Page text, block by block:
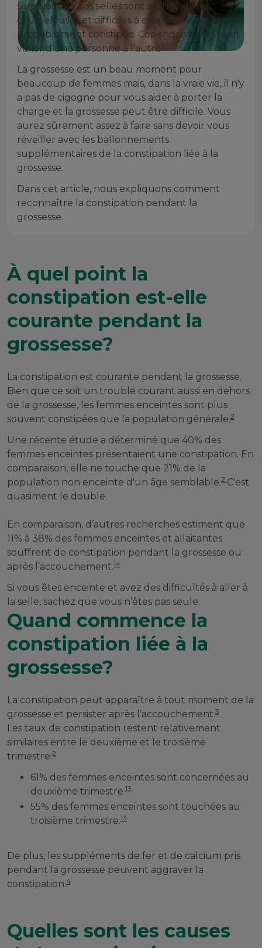
semaine et si vos selles sont sèches, dures,
grumeleuses et difficiles à excréter, vous êtes
probablement constipée. Cependant, cela peut
varier d'une personne à l'autre1
La grossesse est un beau moment pour
beaucoup de femmes mais, dans la vraie vie, il n'y
a pas de cigogne pour vous aider à porter la
charge et la grossesse peut être difficile. Vous
aurez sûrement assez à faire sans devoir vous
réveiller avec les ballonnements
supplémentaires de la constipation liée à la
grossesse.
Dans cet article, nous expliquons comment
reconnaître la constipation pendant la
grossesse.
À quel point la
constipation est-elle
courante pendant la
grossesse?
La constipation est courante pendant la grossesse.
Bien que ce soit un trouble courant aussi en dehors
de la grossesse, les femmes enceintes sont plus
souvent constipées que la population générale.2
Une récente étude a déterminé que 40% des
femmes enceintes présentaient une constipation. En
comparaison, elle ne touche que 21% de la
population non enceinte d'un âge semblable.2 C'est
quasiment le double.
En comparaison, d’autres recherches estiment que
11% à 38% des femmes enceintes et allaitantes
souffrent de constipation pendant la grossesse ou
après l’accouchement.14
Si vous êtes enceinte et avez des difficultés à aller à
la selle, sachez que vous n’êtes pas seule.
Quand commence la
constipation liée à la
grossesse?
La constipation peut apparaître à tout moment de la
grossesse et persister après l’accouchement.3
Les taux de constipation restent relativement
similaires entre le deuxième et le troisième
trimestre:2
61% des femmes enceintes sont concernées au
deuxième trimestre 13
55% des femmes enceintes sont touchées au
troisième trimestre.13
De plus, les suppléments de fer et de calcium pris
pendant la grossesse peuvent aggraver la
constipation.4
Quelles sont les causes